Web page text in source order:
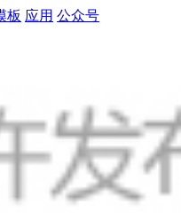
板 应用 公众号